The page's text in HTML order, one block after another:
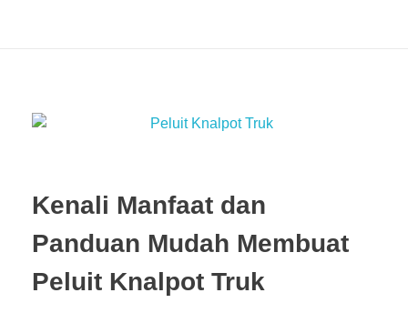
Kenali Manfaat dan
Panduan Mudah Membuat
Peluit Knalpot Truk